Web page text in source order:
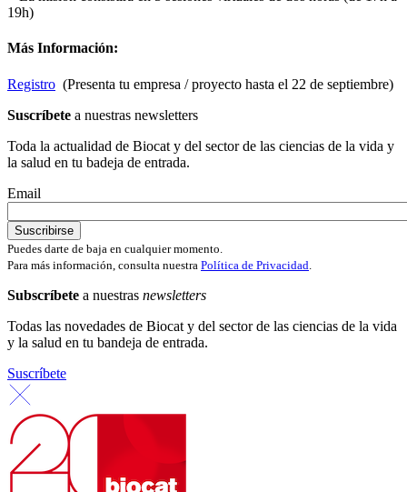
19h)
Más Información:
Registro (Presenta tu empresa / proyecto hasta el 22 de septiembre)
Suscríbete a nuestras newsletters
Toda la actualidad de Biocat y del sector de las ciencias de la vida y
la salud en tu badeja de entrada.
Email
Puedes darte de baja en cualquier momento.
Para más información, consulta nuestra Política de Privacidad
Subscríbete a nuestras newsletters
Todas las novedades de Biocat y del sector de las ciencias de la vida
y la salud en tu bandeja de entrada.
Suscríbete